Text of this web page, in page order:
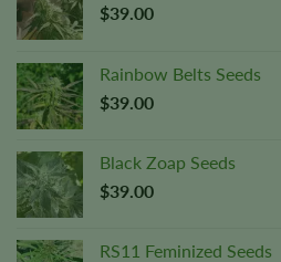
$39.00
Rainbow Belts Seeds
$39.00
Black Zoap Seeds
$39.00
RS11 Feminized Seeds